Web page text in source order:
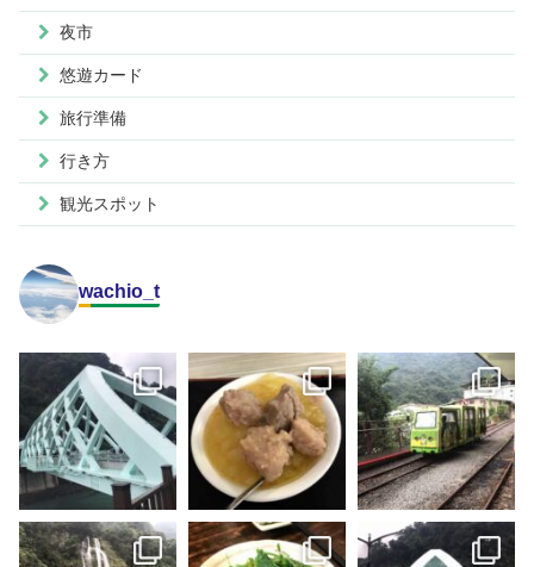
夜市
悠遊カード
旅行準備
行き方
観光スポット
wachio_t